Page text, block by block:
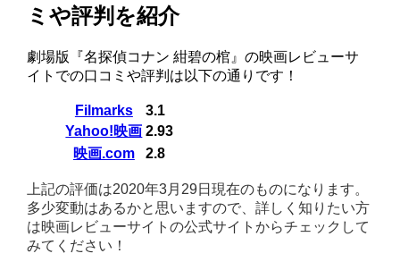
ミや評判を紹介
劇場版『名探偵コナン 紺碧の棺』の映画レビューサ
イトでの口コミや評判は以下の通りです！
Filmarks
3.1
Yahoo!映画 2.93
映画.com
2.8
上記の評価は2020年3月29日現在のものになります。
多少変動はあるかと思いますので、詳しく知りたい方
は映画レビューサイトの公式サイトからチェックして
みてください！